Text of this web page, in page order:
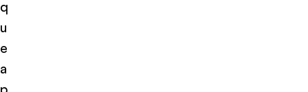
q
u
e
a